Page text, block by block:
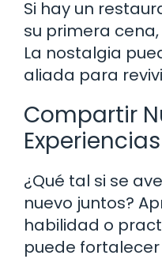
Si hay un
su primera cena,
La nostalgia
aliada para
Compartir
Experiencias
¿Qué tal si se
nuevo juntos?
habilidad o
puede fortalecer